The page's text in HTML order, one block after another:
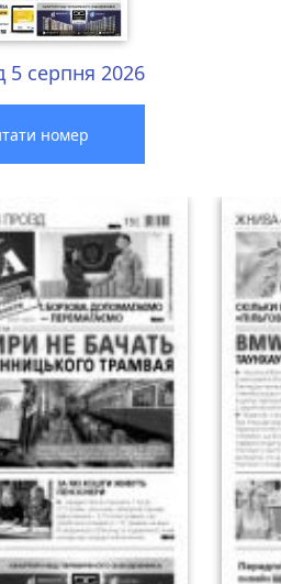
5 серпня 2026
номер